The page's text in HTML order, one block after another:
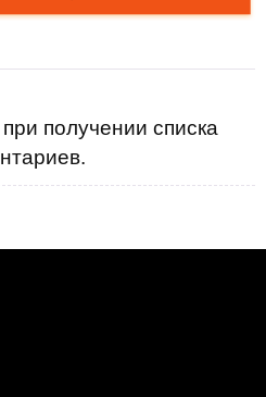
получении списка